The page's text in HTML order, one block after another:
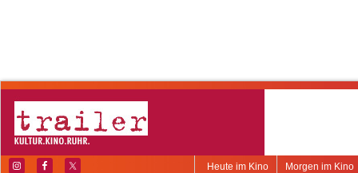
Morgen im Kino
Heute im Kino